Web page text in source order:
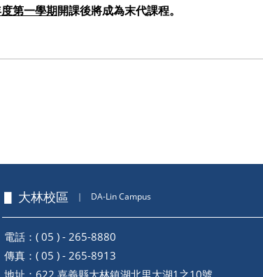
度第一學期 開課後將成為末代課程。
▋ 大林校區 ｜ DA-Lin Campus
電話：( 05 ) - 265-8880
傳真：( 05 ) - 265-8913
地址： 622 嘉義縣大林鎮湖北里大湖1之10號